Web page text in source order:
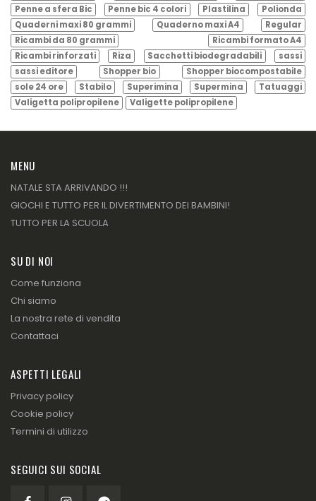
Penne a sfera Bic
Penne bic 4 colori Plastilina
Polionda
Quaderni maxi 80 grammi
Quaderno maxi A4
Regular
Ricambi da 80 grammi
Ricambi formato A4
Ricambi rinforzati
Riza Sacchetti biodegradabili
sassi
sassi editore
Shopper bio
Shopper biocompostabile
sole 24 ore
Stabilo Superimina Supermina
Tatuaggi
Valigetta polipropilene
Valigette polipropilene
MENU
NATALE STA ARRIVANDO !!!
GIOCHI E TUTTO PER IL DIVERTIMENTO DEI BAMBINI!
TUTTO PER LA SCUOLA
SU DI NOI
Come funziona
Chi siamo
La nostra rete di vendita
Contattaci
ASPETTI LEGALI
Privacy policy
Cookie policy
Termini di utilizzo
SEGUICI SUI SOCIAL